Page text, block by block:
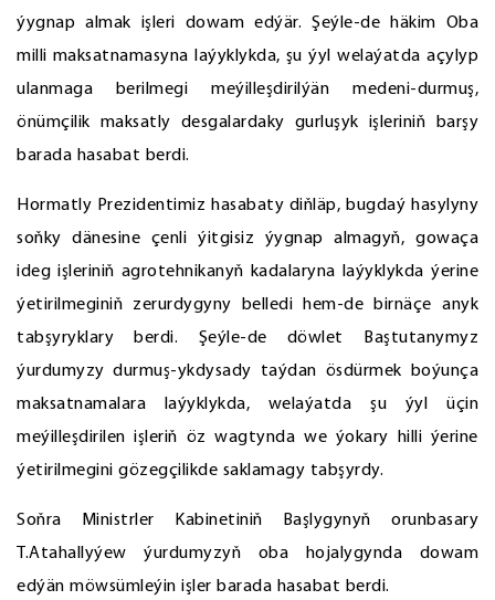
ýygnap almak işleri dowam edýär. Şeýle-de häkim Oba
milli maksatnamasyna laýyklykda, şu ýyl welaýatda açylyp
ulanmaga berilmegi meýilleşdirilýän medeni-durmuş,
önümçilik maksatly desgalardaky gurluşyk işleriniň barşy
barada hasabat berdi.
Hormatly Prezidentimiz hasabaty diňläp, bugdaý hasylyny
soňky dänesine çenli ýitgisiz ýygnap almagyň, gowaça
ideg işleriniň agrotehnikanyň kadalaryna laýyklykda ýerine
ýetirilmeginiň zerurdygyny belledi hem-de birnäçe anyk
tabşyryklary berdi. Şeýle-de döwlet Baştutanymyz
ýurdumyzy durmuş-ykdysady taýdan ösdürmek boýunça
maksatnamalara laýyklykda, welaýatda şu ýyl üçin
meýilleşdirilen işleriň öz wagtynda we ýokary hilli ýerine
ýetirilmegini gözegçilikde saklamagy tabşyrdy.
Soňra Ministrler Kabinetiniň Başlygynyň orunbasary
T.Atahallyýew ýurdumyzyň oba hojalygynda dowam
edýän möwsümleýin işler barada hasabat berdi.